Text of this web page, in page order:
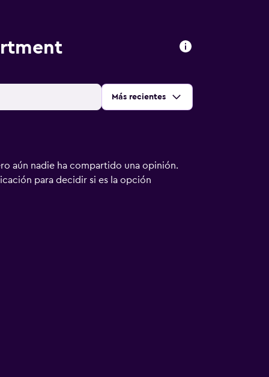
Ordenar por:
Más recientes
aún nadie ha compartido una opinión.
para decidir si es la opción